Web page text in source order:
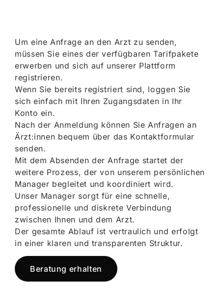
Um eine Anfrage an den Arzt zu senden,
müssen Sie eines der verfügbaren Tarifpakete
erwerben und sich auf unserer Plattform
registrieren.
Wenn Sie bereits registriert sind, loggen Sie
sich einfach mit Ihren Zugangsdaten in Ihr
Konto ein.
Nach der Anmeldung können Sie Anfragen an
Ärzt:innen bequem über das Kontaktformular
senden.
Mit dem Absenden der Anfrage startet der
weitere Prozess, der von unserem persönlichen
Manager begleitet und koordiniert wird.
Unser Manager sorgt für eine schnelle,
professionelle und diskrete Verbindung
zwischen Ihnen und dem Arzt.
Der gesamte Ablauf ist vertraulich und erfolgt
in einer klaren und transparenten Struktur.
Beratung erhalten